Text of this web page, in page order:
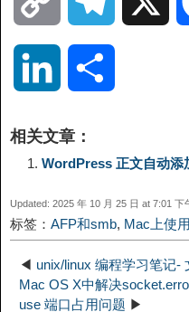
o
y
i
n
r
a
n
k
d
相关文章：
WordPress 正文自动添
Updated: 2025 年 10 月 25 日 at 7:01 下
标签： AFP和smb, Mac上使
◀ unix/linux 编程学习笔记-
Mac OS X中解决
use 端口占用问题 ▶